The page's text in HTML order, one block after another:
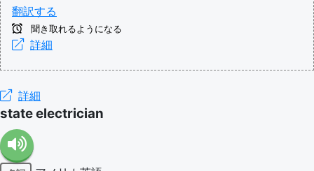
翻訳する
聞き取れるようになる
詳細
詳細
state electrician